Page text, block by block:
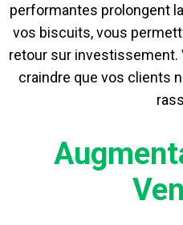
performantes prolongent
vos biscuits, vous
retour sur investissement.
craindre que vos clients